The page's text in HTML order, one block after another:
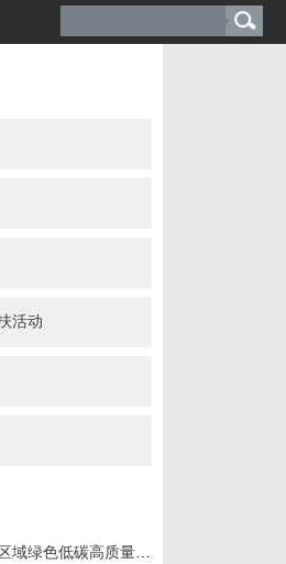
活动
山东烟台加码绿电产业布局 赋能区域绿色低碳高质量发展